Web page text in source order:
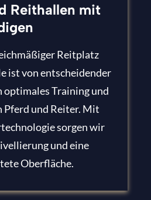
Reithallen mit
Reitplatz
ist von entscheidender
optimales Training und
Pferd und Reiter. Mit
sorgen wir
und eine
Oberfläche.